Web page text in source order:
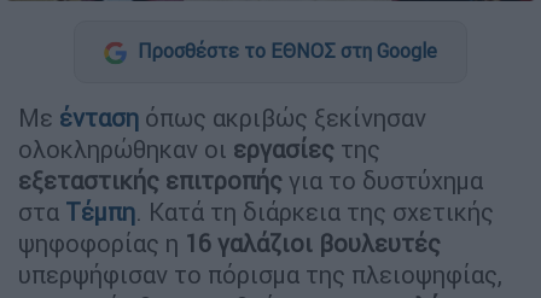
Προσθέστε το ΕΘΝΟΣ στη Google
Με ένταση όπως ακριβώς ξεκίνησαν
ολοκληρώθηκαν οι εργασίες της
εξεταστικής επιτροπής για το δυστύχημα
στα Τέμπη. Κατά τη διάρκεια της σχετικής
ψηφοφορίας η 16 γαλάζιοι βουλευτές
υπερψήφισαν το πόρισμα της πλειοψηφίας,